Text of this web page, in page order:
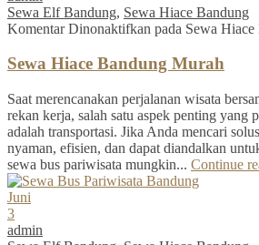
Sewa Elf Bandung, Sewa Hiace Bandung
Komentar Dinonaktifkan pada Sewa
Sewa Hiace Bandung Murah
Saat merencanakan perjalanan wisata
rekan kerja, salah satu aspek penting yang
adalah transportasi. Jika Anda mencari
nyaman, efisien, dan dapat diandalkan
sewa bus pariwisata mungkin... Continue
Juni
3
admin